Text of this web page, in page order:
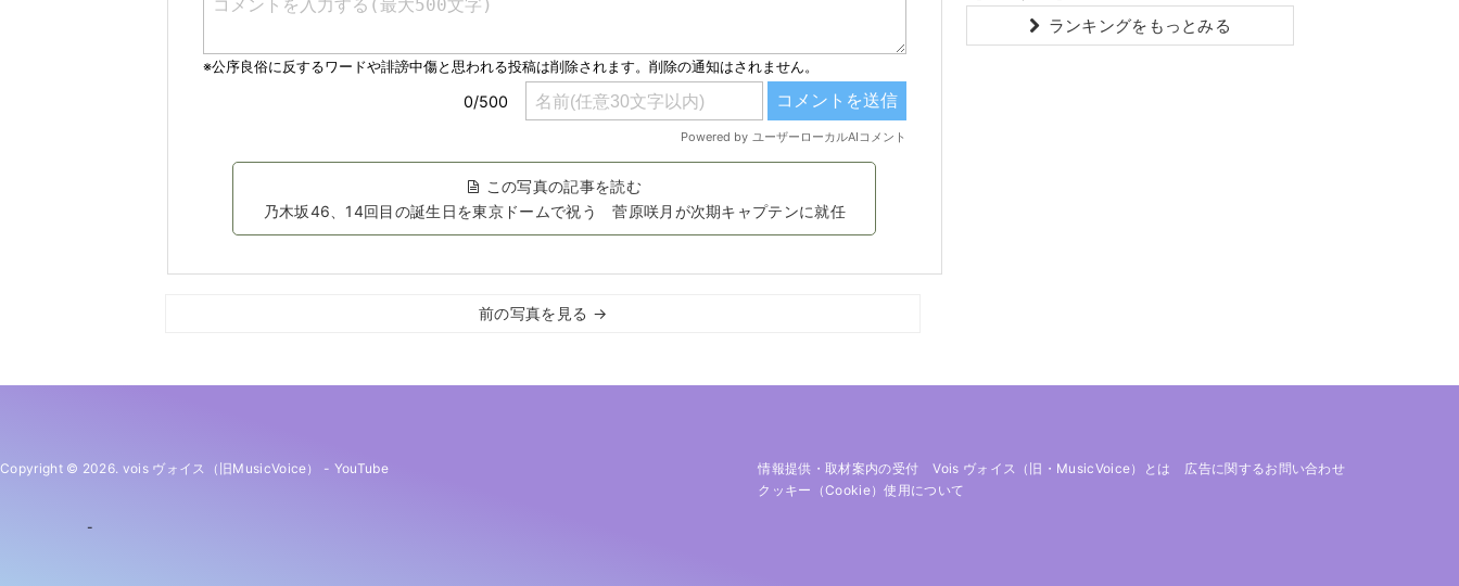
この写真の記事を読む
乃木坂46、14回目の誕生日を東京ドームで祝う 菅原咲月が次期キャプテンに就任
前の写真を見る →
ランキングをもっとみる
Copyright © 2026. vois ヴォイス（旧MusicVoice） - YouTube 情報提供・取材案内の受付 Vois ヴォイス（旧・MusicVoice）とは
広告に関するお問い合わせ
クッキー（cookie）使用について
-